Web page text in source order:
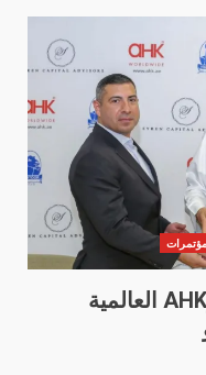
مؤتمرات
سيرين كابيتال للاستشارات وAHK العالمية